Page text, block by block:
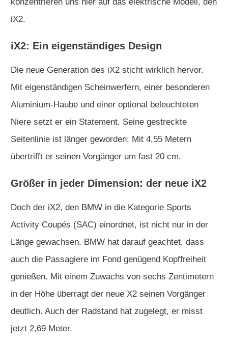
iX2.
iX2: Ein eigenständiges Design
Die neue Generation des iX2 sticht wirklich hervor.
Mit eigenständigen Scheinwerfern, einer besonderen
Aluminium-Haube und einer optional beleuchteten
Niere setzt er ein Statement. Seine gestreckte
Seitenlinie ist länger geworden: Mit 4,55 Metern
übertrifft er seinen Vorgänger um fast 20 cm.
Größer in jeder Dimension: der neue iX2
Doch der iX2, den BMW in die Kategorie Sports
Activity Coupés (SAC) einordnet, ist nicht nur in der
Länge gewachsen. BMW hat darauf geachtet, dass
auch die Passagiere im Fond genügend Kopffreiheit
genießen. Mit einem Zuwachs von sechs Zentimetern
in der Höhe überragt der neue X2 seinen Vorgänger
deutlich. Auch der Radstand hat zugelegt, er misst
jetzt 2,69 Meter.